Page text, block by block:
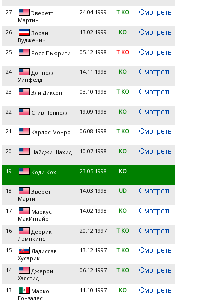
27
Эверетт
Мартин
24.04.1999 T KO
26
Зоран
Вуджечич
13.02.1999 KO
25 Росс Пьюрити 05.12.1998 T KO
24
Доннелл
Уинфелд
14.11.1998 KO
23 Эли Диксон 03.10.1998 T KO
22 Стив Пеннелл 19.09.1998 KO
21 Карлос Монро 06.08.1998 T KO
20 Найджи Шахид 10.07.1998 KO
19 Коди Кох 23.05.1998 KO
18
Эверетт
Мартин
14.03.1998 UD
17
Маркус
МакИнтайр
14.02.1998 KO
16
Деррик
Лэмпкинс
20.12.1997 T KO
15
Ладислав
Хусарик
13.12.1997 T KO
14
Джерри
Хэлстид
06.12.1997 T KO
13
Марко
Гонзалес
11.10.1997 KO